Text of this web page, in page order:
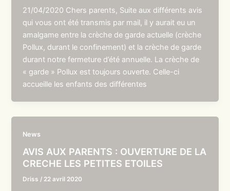
21/04/2020 Chers parents, Suite aux différents avis
qui vous ont été transmis par mail, il y aurait eu un
amalgame entre la crèche de garde actuelle (crèche
Pollux, durant le confinement) et la crèche de garde
durant notre fermeture d’été annuelle. La crèche de
« garde » Pollux est toujours ouverte. Celle-ci
accueille les enfants des différentes
News
AVIS AUX PARENTS : OUVERTURE DE LA
CRECHE LES PETITES ETOILES
Driss / 22 avril 2020